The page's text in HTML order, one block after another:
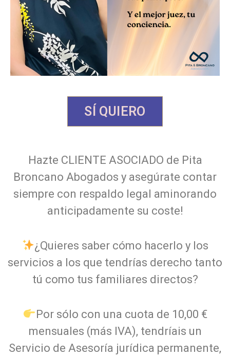
SÍ QUIERO
Hazte CLIENTE ASOCIADO de Pita
Broncano Abogados y asegúrate contar
siempre con respaldo legal aminorando
anticipadamente su coste!
¿Quieres saber cómo hacerlo y los
servicios a los que tendrías derecho tanto
tú como tus familiares directos?
Por sólo con una cuota de 10,00 €
mensuales (más IVA), tendríais un
Servicio de Asesoría jurídica permanente,